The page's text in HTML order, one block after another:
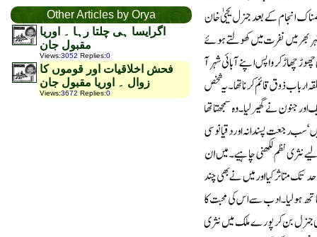
Other Articles by Orya
اگرایسا ہی چلتا رہا ۔ اوریا
مقبول جان
Views:3052 Replies:0
فحش اخلاقیات اور قوموں کا
زوال ۔ اوریا مقبول جان
Views:3672 Replies:0